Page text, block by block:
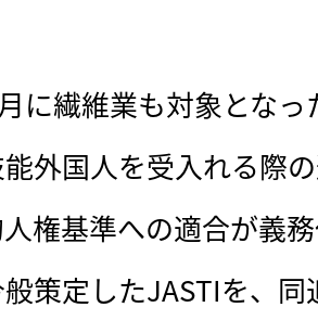
に繊維業も対象とな
外国人を受入れる際
権基準への適合が義
策定したJASTIを、